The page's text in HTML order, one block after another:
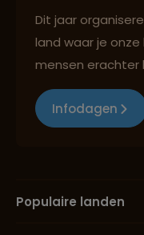
Dit jaar
land waar je
mensen erachter
Infodagen
Populaire landen